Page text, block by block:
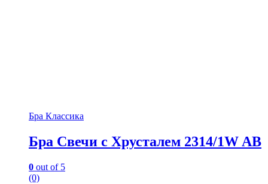
Бра Классика
Бра Свечи с Хрусталем 2314/1W AB
0 out of 5
(0)